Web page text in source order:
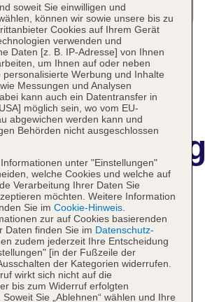
Unterkunft
soweit Sie einwilligen und
können wir sowie unsere bis zu
Cookies auf Ihrem Gerät
verwenden und
Daten [z. B. IP-Adresse] von Ihnen
um Ihnen auf oder neben
personalisierte Werbung und Inhalte
Messungen und Analysen
kann auch ein Datentransfer in
möglich sein, wo vom EU-
abgewichen werden kann und
Behörden nicht ausgeschlossen
unter "Einstellungen"
welche Cookies und welche auf
Verarbeitung Ihrer Daten Sie
möchten. Weitere Information
Sie im Cookie-Hinweis.
zur auf Cookies basierenden
Daten finden Sie im Datenschutz-
zudem jederzeit Ihre Entscheidung
[in der Fußzeile der
der Kategorien widerrufen.
wirkt sich nicht auf die
bis zum Widerruf erfolgten
Sie „Ablehnen“ wählen und Ihre